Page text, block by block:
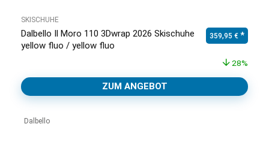
SKISCHUHE
Dalbello Il Moro 110 3Dwrap 2026 Skischuhe
yellow fluo / yellow fluo
Ursprünglicher
359,95 €
28%
ZUM ANGEBOT
Dalbello